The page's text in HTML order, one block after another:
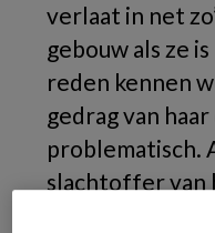
verlaat in net
gebouw als ze
reden kennen
gedrag van
problematisch.
slachtoffer van